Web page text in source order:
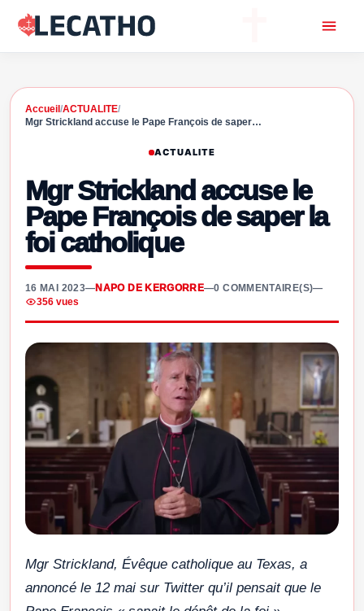
Accueil /ACTUALITE/
Mgr Strickland accuse le Pape François de saper…
ACTUALITE
Mgr Strickland accuse le
Pape François de saper la
foi catholique
16 MAI 2023—NAPO DE KERGORRE—0 COMMENTAIRE(S)—
356 vues
Mgr Strickland, Évêque catholique au Texas, a
annoncé le 12 mai sur Twitter qu’il pensait que le